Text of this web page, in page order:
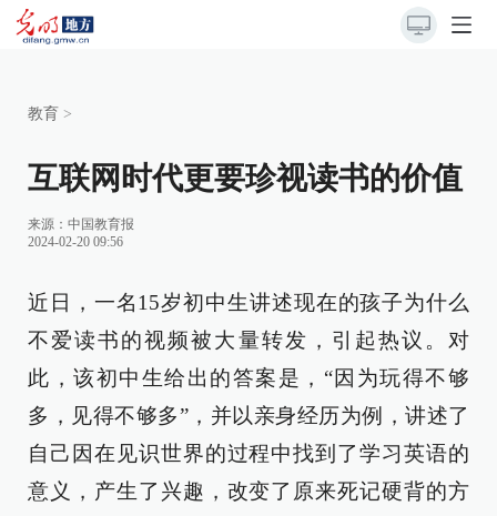
教育 >
互联网时代更要珍视读书的价值
来源： 中国教育报
2024-02-20 09:56
近日，一名15岁初中生讲述现在的孩子为什么
不爱读书的视频被大量转发，引起热议。对
此，该初中生给出的答案是，“因为玩得不够
多，见得不够多”，并以亲身经历为例，讲述了
自己因在见识世界的过程中找到了学习英语的
意义，产生了兴趣，改变了原来死记硬背的方